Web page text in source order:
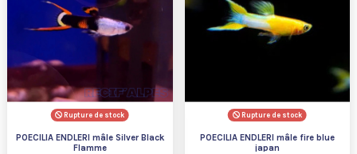
Rupture de stock
POECILIA ENDLERI mâle Silver Black
Flamme
Rupture de stock
POECILIA ENDLERI mâle fire blue
japan